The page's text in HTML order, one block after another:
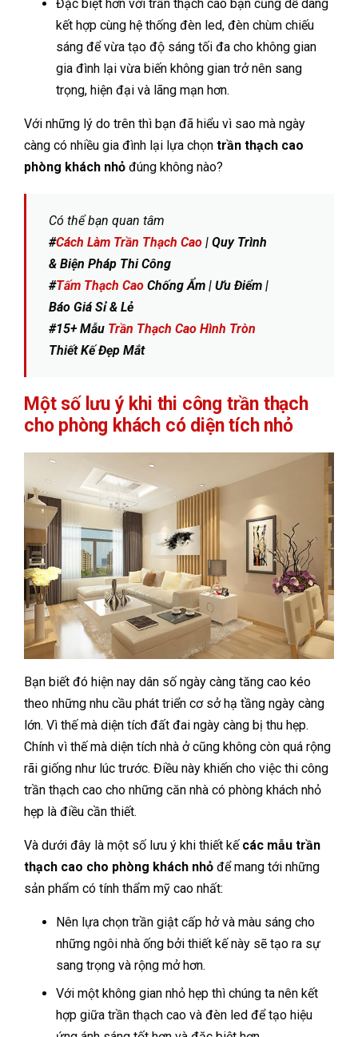
Đặc biệt hơn với trần thạch cao bạn cũng dễ dàng
kết hợp cùng hệ thống đèn led, đèn chùm chiếu
sáng để vừa tạo độ sáng tối đa cho không gian
gia đình lại vừa biến không gian trở nên sang
trọng, hiện đại và lãng mạn hơn.
Với những lý do trên thì bạn đã hiểu vì sao mà ngày
càng có nhiều gia đình lại lựa chọn trần thạch cao
phòng khách nhỏ đúng không nào?
Có thể bạn quan tâm
#Cách Làm Trần Thạch Cao | Quy Trình
& Biện Pháp Thi Công
#Tấm Thạch Cao Chống Ẩm | Ưu Điểm |
Báo Giá Sỉ & Lẻ
#15+ Mẫu Trần Thạch Cao Hình Tròn
Thiết Kế Đẹp Mắt
Một số lưu ý khi thi công trần thạch
cho phòng khách có diện tích nhỏ
Bạn biết đó hiện nay dân số ngày càng tăng cao kéo
theo những nhu cầu phát triển cơ sở hạ tầng ngày càng
lớn. Vì thế mà diện tích đất đai ngày càng bị thu hẹp.
Chính vì thế mà diện tích nhà ở cũng không còn quá rộng
rãi giống như lúc trước. Điều này khiến cho việc thi công
trần thạch cao cho những căn nhà có phòng khách nhỏ
hẹp là điều cần thiết.
Và dưới đây là một số lưu ý khi thiết kế các mẫu trần
thạch cao cho phòng khách nhỏ để mang tới những
sản phẩm có tính thẩm mỹ cao nhất:
Nên lựa chọn trần giật cấp hở và màu sáng cho
những ngôi nhà ống bởi thiết kế này sẽ tạo ra sự
sang trọng và rộng mở hơn.
Với một không gian nhỏ hẹp thì chúng ta nên kết
hợp giữa trần thạch cao và đèn led để tạo hiệu